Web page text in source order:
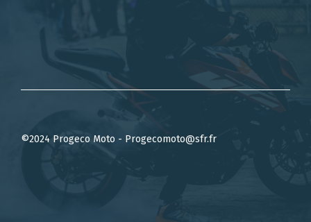
©2024 Progeco Moto - Progecomoto@sfr.fr